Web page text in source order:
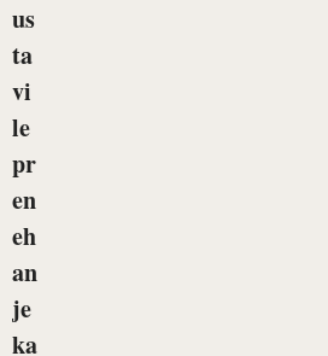
us
ta
vi
le
pr
en
eh
an
je
ka